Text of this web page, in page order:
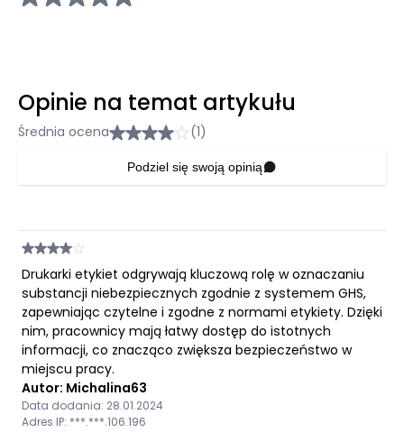
Opinie na temat artykułu
Średnia ocena (1)
Podziel się swoją opinią
Drukarki etykiet odgrywają kluczową rolę w oznaczaniu
substancji niebezpiecznych zgodnie z systemem GHS,
zapewniając czytelne i zgodne z normami etykiety. Dzięki
nim, pracownicy mają łatwy dostęp do istotnych
informacji, co znacząco zwiększa bezpieczeństwo w
miejscu pracy.
Autor: Michalina63
Data dodania: 28.01.2024
Adres IP: ***.***.106.196